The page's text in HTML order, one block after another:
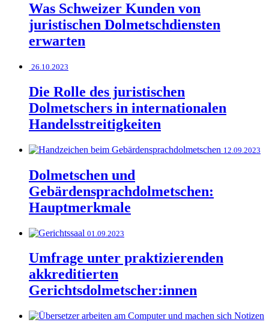
Was Schweizer Kunden von
juristischen Dolmetschdiensten
erwarten
26.10.2023
Die Rolle des juristischen
Dolmetschers in internationalen
Handelsstreitigkeiten
12.09.2023
Dolmetschen und
Gebärdensprachdolmetschen:
Hauptmerkmale
01.09.2023
Umfrage unter praktizierenden
akkreditierten
Gerichtsdolmetscher:innen